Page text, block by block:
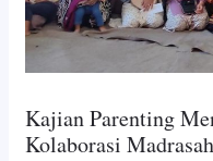
Kajian Parenting
Kolaborasi Madrasah